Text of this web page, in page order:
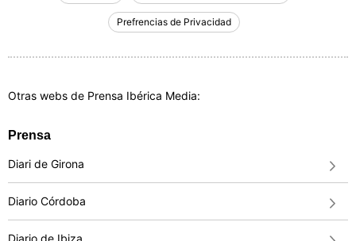
Prefrencias de Privacidad
Otras webs de Prensa Ibérica Media:
Prensa
Diari de Girona
Diario Córdoba
Diario de Ibiza